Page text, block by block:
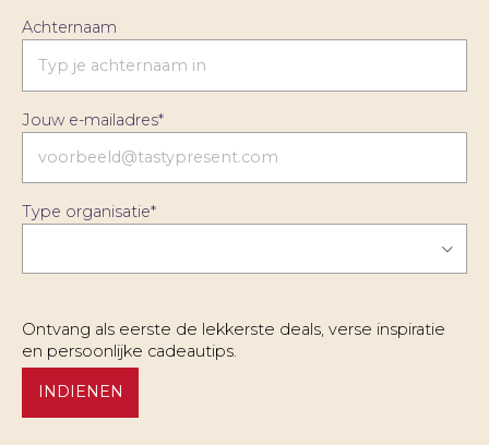
Achternaam
Jouw e-mailadres*
Type organisatie*
Ontvang als eerste de lekkerste deals, verse inspiratie
en persoonlijke cadeautips.
INDIENEN